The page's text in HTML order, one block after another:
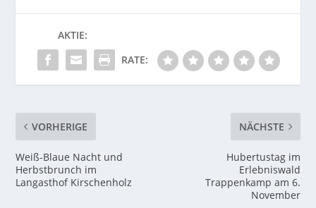
AKTIE:
RATE:
VORHERIGE
Weiß-Blaue Nacht und
Herbstbrunch im
Langasthof Kirschenholz
NÄCHSTE
Hubertustag im
Erlebniswald
Trappenkamp am 6.
November